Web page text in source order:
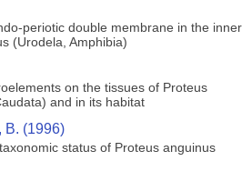
periotic double membrane in the inner
(Urodela, Amphibia)
on the tissues of Proteus
and in its habitat
B. (1996)
status of Proteus anguinus